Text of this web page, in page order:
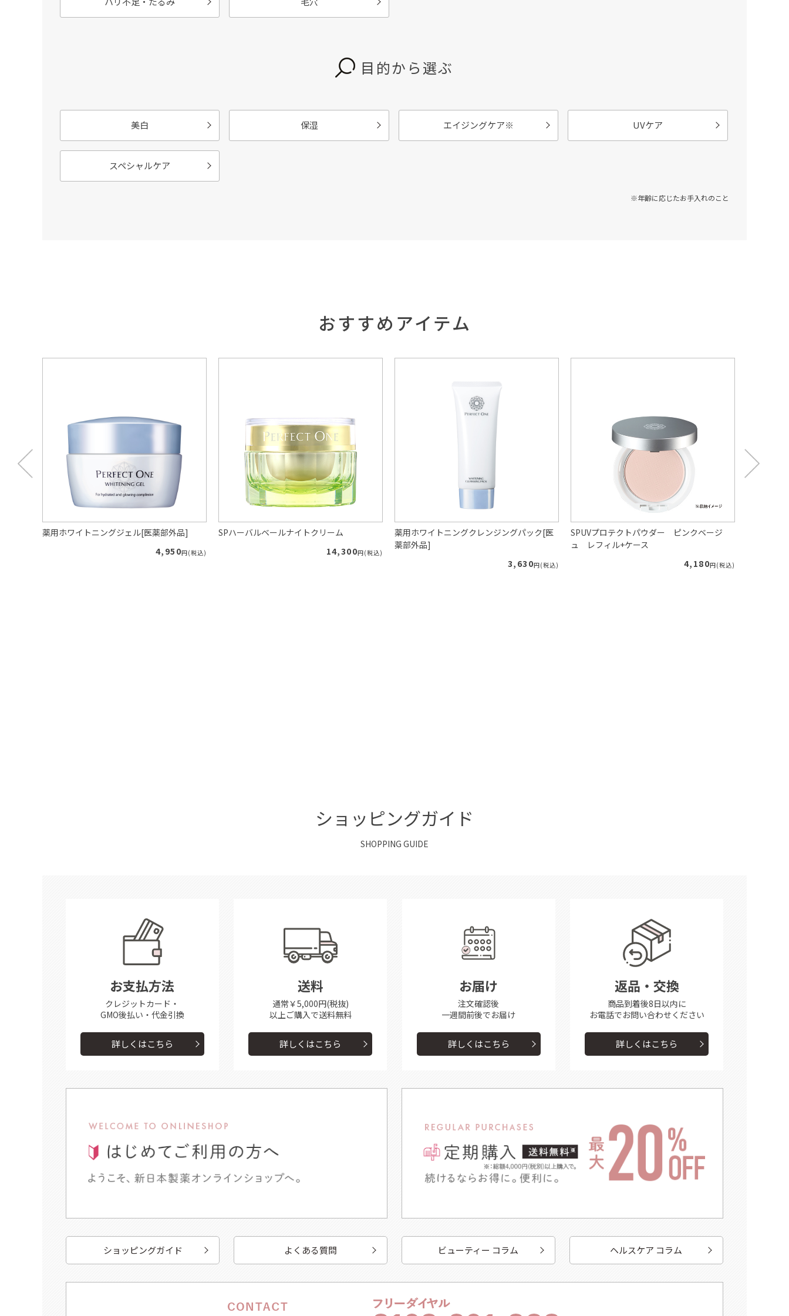
目的から選ぶ
美白 保湿 エイジングケア※ UVケア
スペシャルケア
※年齢に応じたお手入れのこと
おすすめアイテム
薬用ホワイトニングジェル[医薬部外品]
4,950円(税込)
SPハーバルベールナイトクリーム
14,300円(税込)
薬用ホワイトニングクレンジングパック[医
薬部外品]
3,630円(税込)
SPUVプロテクトパウダー ピンクベージ
ュ レフィル+ケース
4,180円(税込)
ショッピングガイド
SHOPPING GUIDE
お支払方法
クレジットカード・
GMO後払い・代金引換
詳しくはこちら
送料
通常￥5,000円(税抜)
以上ご購入で送料無料
詳しくはこちら
お届け
注文確認後
一週間前後でお届け
詳しくはこちら
返品・交換
商品到着後8日以内に
お電話でお問い合わせください
詳しくはこちら
ショッピングガイド よくある質問 ビューティー コラム ヘルスケア コラム